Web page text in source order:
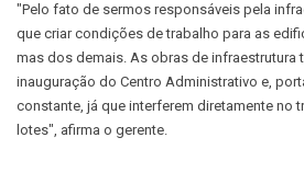
"Pelo fato de sermos responsáveis pela
que criar condições de trabalho para as
mas dos demais. As obras de infraestrutura
inauguração do Centro Administrativo e,
constante, já que interferem diretamente no
lotes", afirma o gerente.